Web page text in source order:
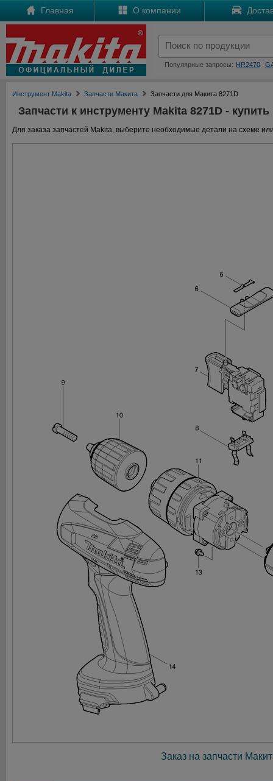
Главная О компании
Популярные запросы: HR2470
Инструмент Makita Запчасти Макита Запчасти для Макита 8271D
Запчасти к инструменту Makita 8271D -
Для заказа запчастей Makita, выберите необходимые детали на схеме
Заказ на запчасти